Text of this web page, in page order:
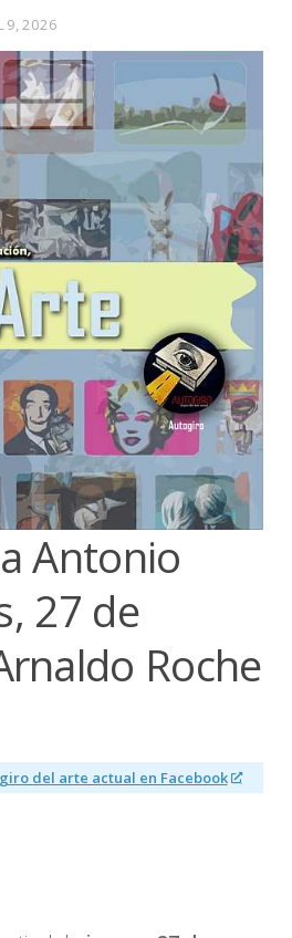
9, 2026
Antonio
27 de
Roche
del arte actual en Facebook